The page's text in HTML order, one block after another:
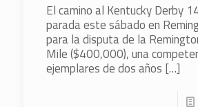
El camino al Kentucky Derby
parada este sábado en
para la disputa de la
Mile ($400,000), una
ejemplares de dos años […]